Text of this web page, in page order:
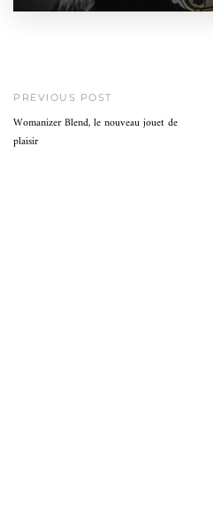
PREVIOUS POST
Womanizer Blend, le nouveau jouet de
plaisir